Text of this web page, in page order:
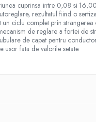
cuprinsa intre 0,08 si
rezultatul fiind o
ciclu complet prin
de reglare a fortei de
de capat pentru
usor fata de valorile setate.